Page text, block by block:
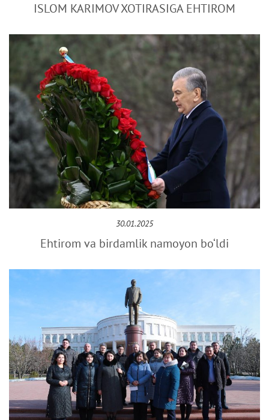
ISLOM KARIMOV XOTIRASIGA EHTIROM
30.01.2025
Ehtirom va birdamlik namoyon bo‘ldi